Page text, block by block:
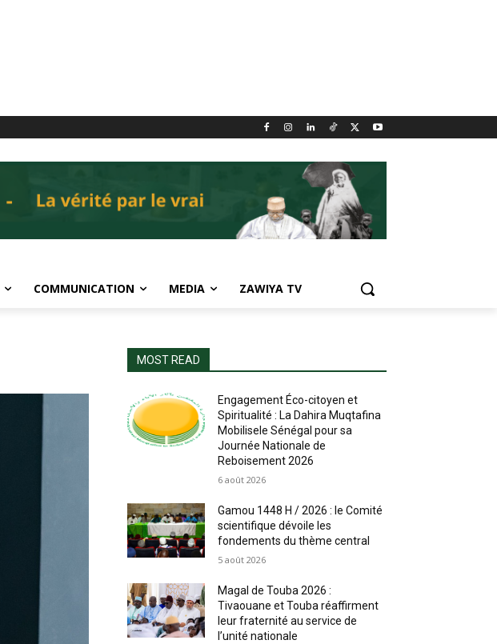
COMMUNICATION MEDIA ZAWIYA TV
MOST READ
Engagement Éco-citoyen et
Spiritualité : La Dahira Muqtafina
Mobilisele Sénégal pour sa
Journée Nationale de
Reboisement 2026
6 août 2026
Gamou 1448 H / 2026 : le Comité
scientifique dévoile les
fondements du thème central
5 août 2026
Magal de Touba 2026 :
Tivaouane et Touba réaffirment
leur fraternité au service de
l’unité nationale